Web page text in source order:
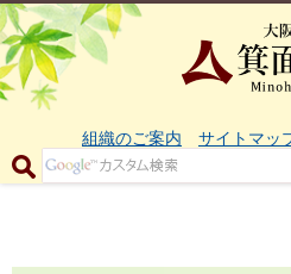
組織のご案内 サイトマッ